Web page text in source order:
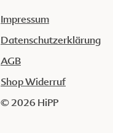
Impressum
Datenschutzerklärung
AGB
Shop Widerruf
© 2026 HiPP